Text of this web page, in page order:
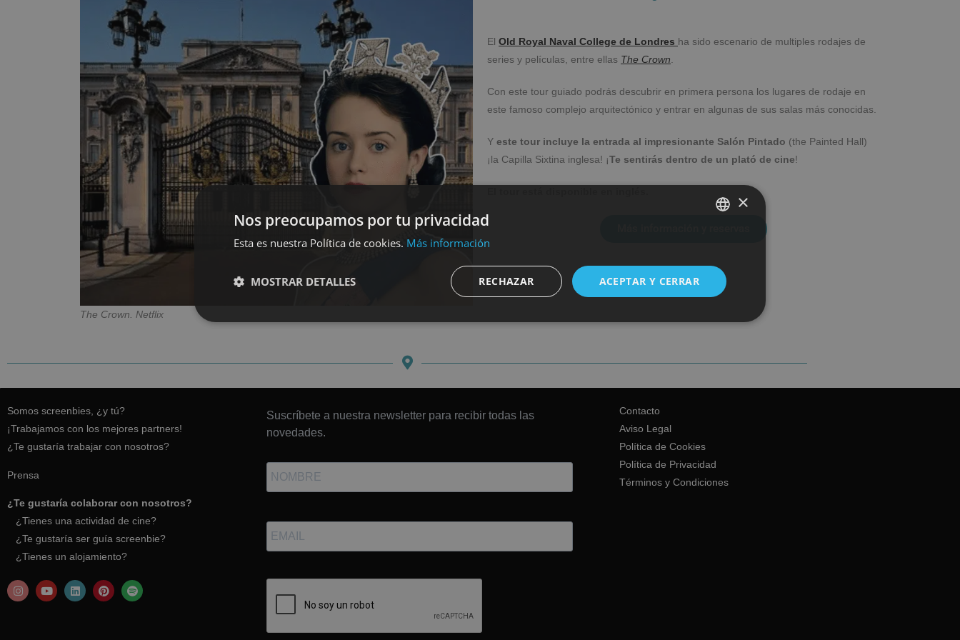
The Crown. Netflix
El Old Royal Naval College de Londres ha sido escenario de multiples rodajes de
series y películas, entre ellas The Crown
Con este tour guiado podrás descubrir en primera persona los lugares de rodaje en
este famoso complejo arquitectónico y entrar en algunas de sus salas más conocidas.
Y este tour incluye la entrada al impresionante Salón Pintado (the Painted Hall)
¡la Capilla Sixtina inglesa! ¡Te sentirás dentro de un plató de cine!
Somos screenbies, ¿y tú?
¡Trabajamos con los mejores partners!
¿Te gustaría trabajar con nosotros?
Prensa
¿Te gustaría colaborar con nosotros?
¿Tienes una actividad de cine?
¿Te gustaría ser guía screenbie?
¿Tienes un alojamiento?
Suscríbete a nuestra newsletter para recibir todas las
novedades.
Contacto
Aviso Legal
Política de Cookies
Política de Privacidad
Términos y Condiciones
ENGLISH
×
Nos preocupamos por tu privacidad
Esta es nuestra Política de cookies. Más información
ACEPTAR Y CERRAR
RECHAZAR
MOSTRAR DETALLES